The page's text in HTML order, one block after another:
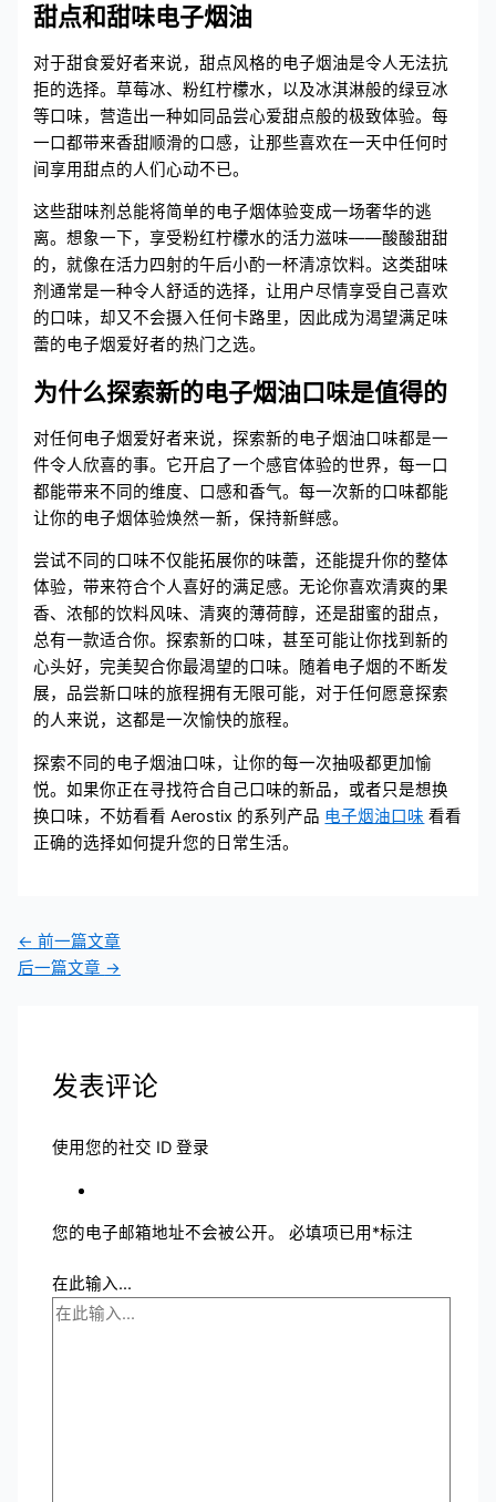
甜点和甜味电子烟油
对于甜食爱好者来说，甜点风格的电子烟油是令人无法抗
拒的选择。草莓冰、粉红柠檬水，以及冰淇淋般的绿豆冰
等口味，营造出一种如同品尝心爱甜点般的极致体验。每
一口都带来香甜顺滑的口感，让那些喜欢在一天中任何时
间享用甜点的人们心动不已。
这些甜味剂总能将简单的电子烟体验变成一场奢华的逃
离。想象一下，享受粉红柠檬水的活力滋味——酸酸甜甜
的，就像在活力四射的午后小酌一杯清凉饮料。这类甜味
剂通常是一种令人舒适的选择，让用户尽情享受自己喜欢
的口味，却又不会摄入任何卡路里，因此成为渴望满足味
蕾的电子烟爱好者的热门之选。
为什么探索新的电子烟油口味是值得的
对任何电子烟爱好者来说，探索新的电子烟油口味都是一
件令人欣喜的事。它开启了一个感官体验的世界，每一口
都能带来不同的维度、口感和香气。每一次新的口味都能
让你的电子烟体验焕然一新，保持新鲜感。
尝试不同的口味不仅能拓展你的味蕾，还能提升你的整体
体验，带来符合个人喜好的满足感。无论你喜欢清爽的果
香、浓郁的饮料风味、清爽的薄荷醇，还是甜蜜的甜点，
总有一款适合你。探索新的口味，甚至可能让你找到新的
心头好，完美契合你最渴望的口味。随着电子烟的不断发
展，品尝新口味的旅程拥有无限可能，对于任何愿意探索
的人来说，这都是一次愉快的旅程。
探索不同的电子烟油口味，让你的每一次抽吸都更加愉
悦。如果你正在寻找符合自己口味的新品，或者只是想换
换口味，不妨看看 Aerostix 的系列产品 电子烟油口味 看看
正确的选择如何提升您的日常生活。
← 前一篇文章
后一篇文章 →
发表评论
使用您的社交 ID 登录
您的电子邮箱地址不会被公开。 必填项已用 *标注
在此输入...